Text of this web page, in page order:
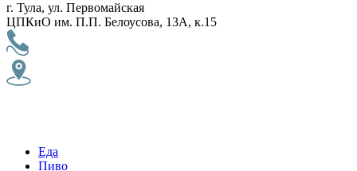
г. Тула, ул. Первомайская
ЦПКиО им. П.П. Белоусова, 13А, к.15
Еда
Пиво